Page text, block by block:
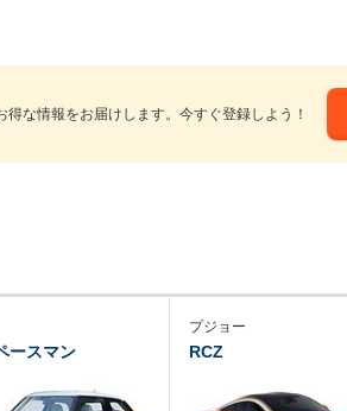
得な情報をお届けします。今すぐ登録しよう！
ースマン
プジョー
RCZ